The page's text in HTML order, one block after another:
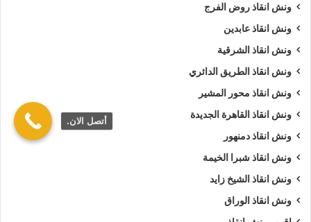
ونش انقاذ روض الفرج
ونش انقاذ عابدين
ونش انقاذ الشرقية
ونش انقاذ الطريق الدائري
ونش انقاذ محور المشير
ونش انقاذ القاهرة الجديدة
ونش انقاذ دمنهور
ونش انقاذ شبرا الخيمة
ونش انقاذ الشيخ زايد
ونش انقاذ الوراق
أتصل الان.